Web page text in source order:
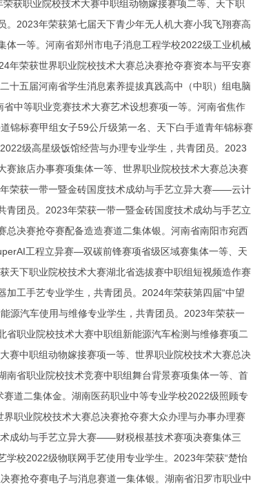
荣获职业院校技术大赛中职组动物嫁接赛项二等、天下职
2023年荣获第七届天下青少年无人机大赛小我飞翔赛高
一等。河南省郑州市电子消息工程学校2022级工业机械
年荣获世界职业院校技术大赛总决赛抢夺赛资本与平安赛
十五届河南省学生消息素养提拔真践高中（中职）组电脑
中等职业竞赛技术大赛艺术设想赛项一等。河南省焦作
锦标赛甲组女子59公斤级第一名、天下白手道青年锦标赛
级高星级饭馆经营与办理专业学生，共青团员。2023
旅店办事赛项集体一等、世界职业院校技术大赛总决赛
荣获一带一暨金砖国度技术成幼与手艺立异大赛——云计
团员。2023年荣获一带一暨金砖国度技术成幼与手艺立
决赛抢夺赛配备造造赛道二集体银。河南省南阳市宛西
工程立异赛—双碳前锋赛项省级区域赛集体一等、天
天下职业院校技术大赛湖北省选拔赛中职组短视频造作赛
工手艺专业学生，共青团员。2024年荣获第四届“中望
源汽车使用与维修专业学生，共青团员。2023年荣获一
职业院校技术大赛中职组新能源汽车检测与维修赛项二
赛中职组动物嫁接赛项一等、世界职业院校技术大赛总决
南省职业院校技术竞赛中职组舞台背景赛项集体一等、首
道二集体金。湖南医药职业中等专业学校2022级照顾专
职业院校技术大赛总决赛抢夺赛大众办理与办事办理赛
成幼与手艺立异大赛——财税根基技术赛项决赛集体三
校2022级物联网手艺使用专业学生。2023年荣获“楚怡
赛抢夺赛电子与消息赛道一集体银。湖南省汨罗市职业中